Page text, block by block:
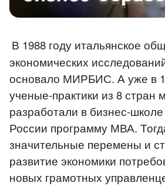
В 1988 году итальянское
экономических
основало МИРБИС. А уже в
ученые-практики из 8 стран
разработали в бизнес-
России программу МВА.
значительные перемены и
развитие экономики
новых грамотных